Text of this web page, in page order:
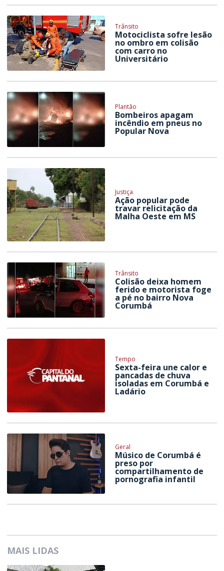
Trânsito
Motociclista sofre lesão
no ombro em colisão
com carro no
Universitário
Plantão
Bombeiros apagam
incêndio em pneus no
Popular Nova
Justiça
Ação popular pode
travar relicitação da
Malha Oeste em MS
Trânsito
Colisão deixa homem
ferido e motorista foge
a pé no bairro Nova
Corumbá
Tempo
Sexta-feira une calor e
pancadas de chuva
isoladas em Corumbá e
Ladário
Geral
Músico de Corumbá é
preso por
compartilhamento de
pornografia infantil
MAIS LIDAS